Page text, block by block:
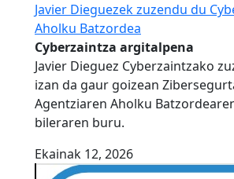
Javier Dieguezek zuzendu du
Aholku Batzordea
Cyberzaintza argitalpena
Javier Dieguez Cyberzaintzako
izan da gaur goizean
Agentziaren Aholku
bileraren buru.
Ekainak 12, 2026